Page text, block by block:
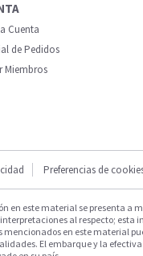
Cuenta
de Pedidos
Miembros
Preferencias de
en este material se presenta a
al respecto; esta
mencionados en este material
El embarque y la